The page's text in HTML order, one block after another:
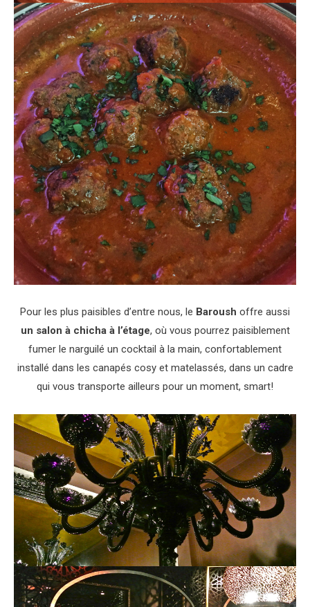
Pour les plus paisibles d’entre nous, le Baroush offre aussi
un salon à chicha à l’étage, où vous pourrez paisiblement
fumer le narguilé un cocktail à la main, confortablement
installé dans les canapés cosy et matelassés, dans un cadre
qui vous transporte ailleurs pour un moment, smart!